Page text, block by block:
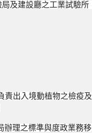
及建設廳之工業試驗
責出入境動植物之檢疫
理之標準與度政業務